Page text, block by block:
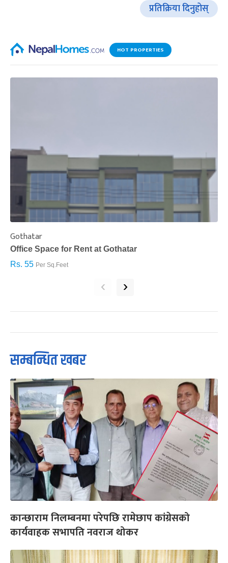
प्रतिक्रिया दिनुहोस्
HOT PROPERTIES
Gothatar
Office Space for Rent at Gothatar
Rs. 55 Per Sq.Feet
‹ ›
सम्बन्धित खबर
कान्छाराम निलम्बनमा परेपछि रामेछाप कांग्रेसको
कार्यवाहक सभापति नवराज थोकर